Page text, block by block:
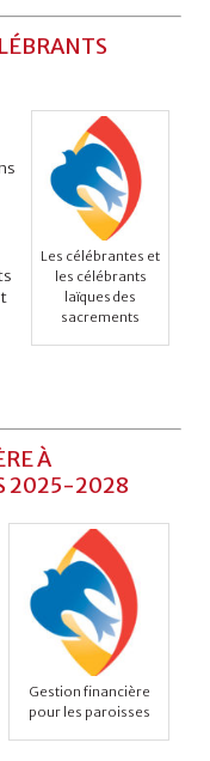
Les célébrantes et
les célébrants
laïques des
sacrements
À
2025-2028
Gestion financière
pour les paroisses